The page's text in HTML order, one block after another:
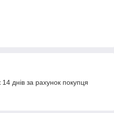
днів за рахунок покупця